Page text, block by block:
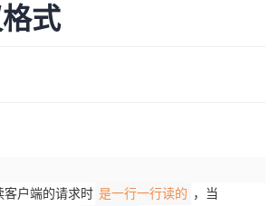
式
客户端的请求时 是一行一行读的 ，当